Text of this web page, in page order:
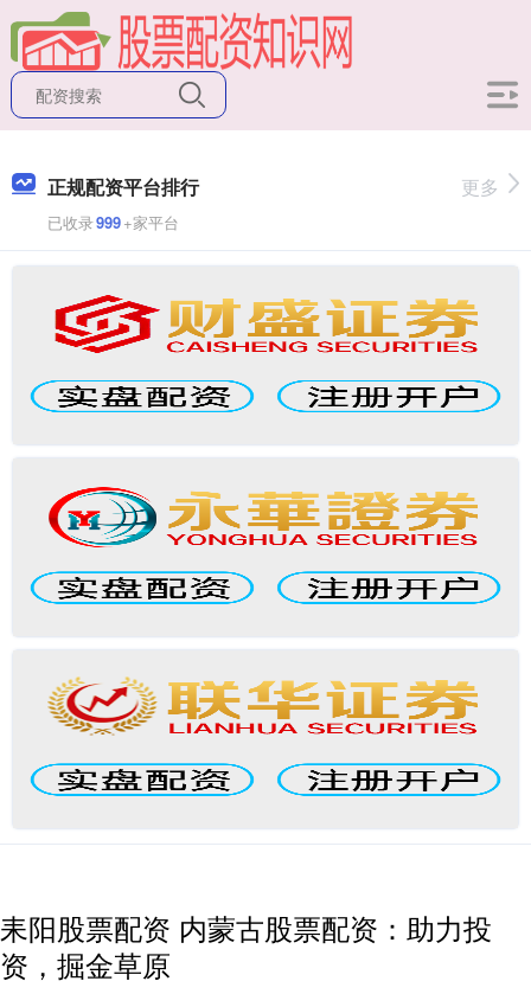
正规配资平台排行
已收录999+家平台
更多
耒阳股票配资 内蒙古股票配资：助力投
资，掘金草原